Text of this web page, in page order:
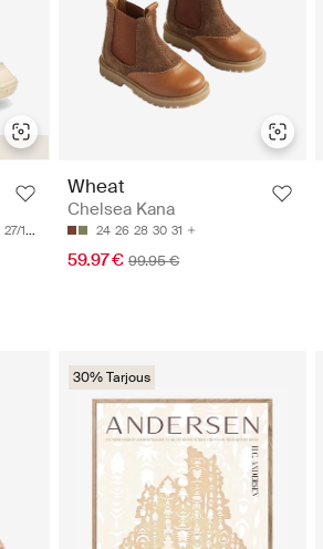
27/16.6CM 28/17.2CM 29/17.5CM
Wheat
Chelsea Kana
24 26 28 30 31
59.97 € 99.95 €
30% Tarjous